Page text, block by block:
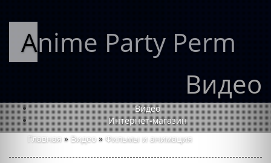
Anime Party Perm
Видео
Видео
Интернет-магазин
Главная » Видео » Фильмы и анимация